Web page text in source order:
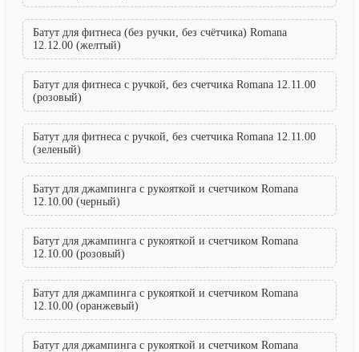
Батут для фитнеса (без ручки, без счётчика) Romana
12.12.00 (желтый)
Батут для фитнеса с ручкой, без счетчика Romana 12.11.00
(розовый)
Батут для фитнеса с ручкой, без счетчика Romana 12.11.00
(зеленый)
Батут для джампинга с рукояткой и счетчиком Romana
12.10.00 (черный)
Батут для джампинга с рукояткой и счетчиком Romana
12.10.00 (розовый)
Батут для джампинга с рукояткой и счетчиком Romana
12.10.00 (оранжевый)
Батут для джампинга с рукояткой и счетчиком Romana